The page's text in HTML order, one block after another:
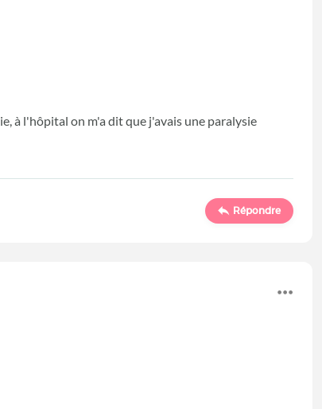
à l'hôpital on m'a dit que j'avais une paralysie
Répondre